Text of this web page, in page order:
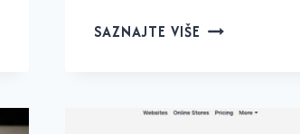
SAZNAJTE VIŠE FILMORA
EDITOR